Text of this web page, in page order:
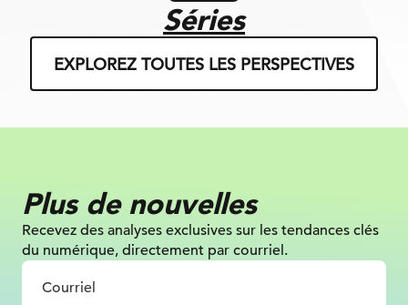
Séries
EXPLOREZ TOUTES LES PERSPECTIVES
Plus de nouvelles
Recevez des analyses exclusives sur les tendances clés
du numérique, directement par courriel.